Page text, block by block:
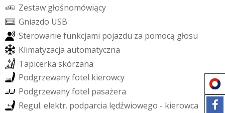
Zestaw głośnomówiący
Gniazdo USB
Sterowanie funkcjami pojazdu za pomocą głosu
Klimatyzacja automatyczna
Tapicerka skórzana
Podgrzewanyfotel kierowcy
Podgrzewanyfotel pasażera
Regul. elektr. podparcia lędźwiowego - kierowca